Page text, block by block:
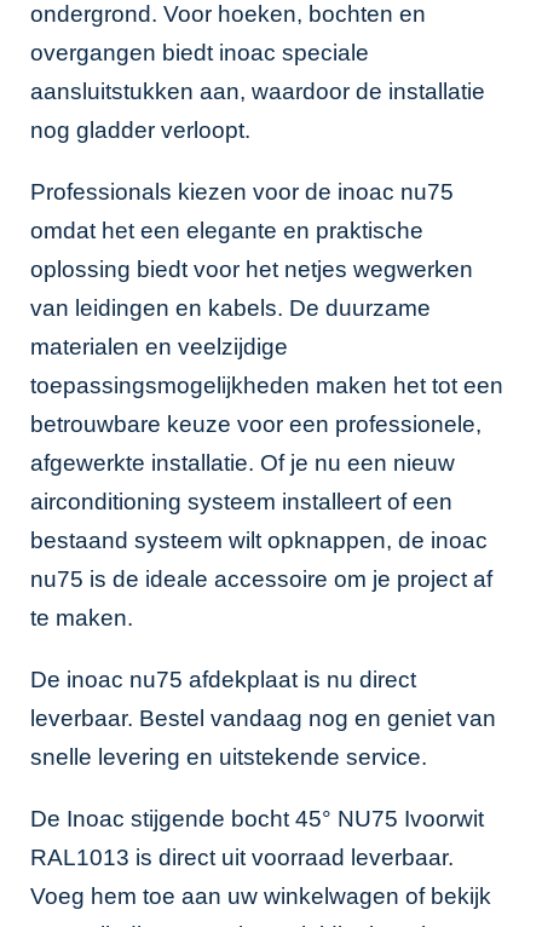
ondergrond. Voor hoeken, bochten en
overgangen biedt inoac speciale
aansluitstukken aan, waardoor de installatie
nog gladder verloopt.
Professionals kiezen voor de inoac nu75
omdat het een elegante en praktische
oplossing biedt voor het netjes wegwerken
van leidingen en kabels. De duurzame
materialen en veelzijdige
toepassingsmogelijkheden maken het tot een
betrouwbare keuze voor een professionele,
afgewerkte installatie. Of je nu een nieuw
airconditioning systeem installeert of een
bestaand systeem wilt opknappen, de inoac
nu75 is de ideale accessoire om je project af
te maken.
De inoac nu75 afdekplaat is nu direct
leverbaar. Bestel vandaag nog en geniet van
snelle levering en uitstekende service.
De Inoac stijgende bocht 45° NU75 Ivoorwit
RAL1013 is direct uit voorraad leverbaar.
Voeg hem toe aan uw winkelwagen of bekijk